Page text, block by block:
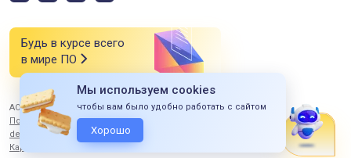
Будь в курсе всего
в мире ПО
АО «СИЭСДИ» 2026 Все права защищены
Политика конфиденциальности
design by ITERBI
Карта сайта
Мы используем cookies
чтобы вам было удобно работать с сайтом
Хорошо